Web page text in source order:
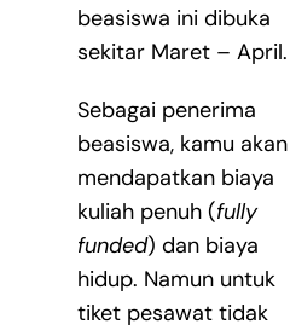
beasiswa ini dibuka
sekitar Maret – April.
Sebagai penerima
beasiswa, kamu akan
mendapatkan biaya
kuliah penuh (fully
funded) dan biaya
hidup. Namun untuk
tiket pesawat tidak